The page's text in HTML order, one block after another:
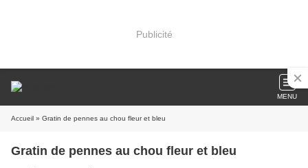
Publicité
MENU
Accueil » Gratin de pennes au chou fleur et bleu
Gratin de pennes au chou fleur et bleu